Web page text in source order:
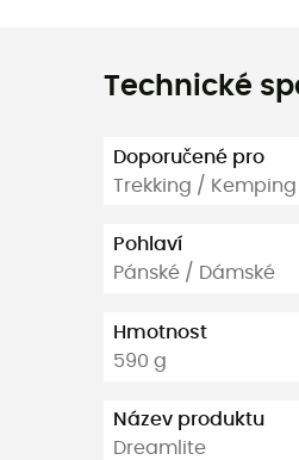
Technické
Doporučené pro
Trekking /
Pohlaví
Pánské / Dámské
Hmotnost
590 g
Název produktu
Dreamlite